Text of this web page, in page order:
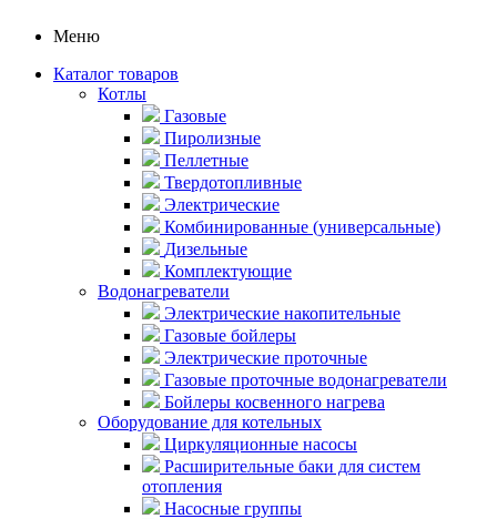
Меню
Каталог товаров
Котлы
Газовые
Пиролизные
Пеллетные
Твердотопливные
Электрические
Комбинированные (универсальные)
Дизельные
Комплектующие
Водонагреватели
Электрические накопительные
Газовые бойлеры
Электрические проточные
Газовые проточные водонагреватели
Бойлеры косвенного нагрева
Оборудование для котельных
Циркуляционные насосы
Расширительные баки для систем
отопления
Насосные группы